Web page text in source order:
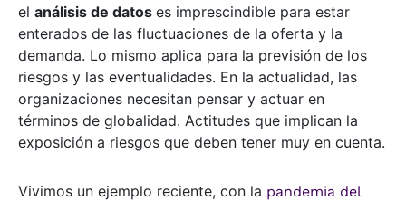
el análisis de datos es imprescindible para estar
enterados de las fluctuaciones de la oferta y la
demanda. Lo mismo aplica para la previsión de los
riesgos y las eventualidades. En la actualidad, las
organizaciones necesitan pensar y actuar en
términos de globalidad. Actitudes que implican la
exposición a riesgos que deben tener muy en cuenta.
Vivimos un ejemplo reciente, con la pandemia del